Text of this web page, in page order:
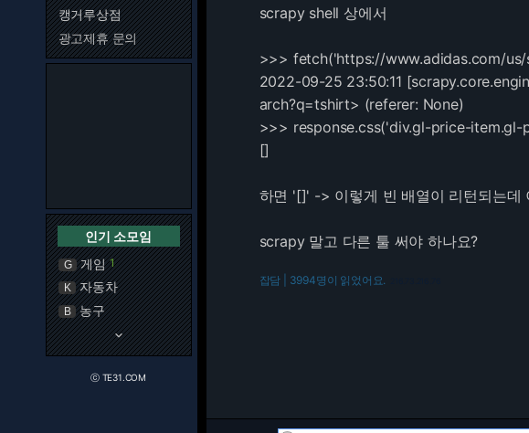
캥거루상점
광고제휴 문의
인기 소모임
G 게임 1
K 자동차
B 농구
keyboard_arrow_down
ⓒ TE31.COM
scrapy shell 상에서
>>> fetch('https://www.adidas.com/
2022-09-25 23:50:11
arch?q=tshirt> (referer: None)
>>> response.css('div.gl-price-
[]
하면 '[]' -> 이렇게 빈 배열이 리턴되는데
scrapy 말고 다른 툴 써야 하나요?
잡담 | 3994명이 읽었어요.